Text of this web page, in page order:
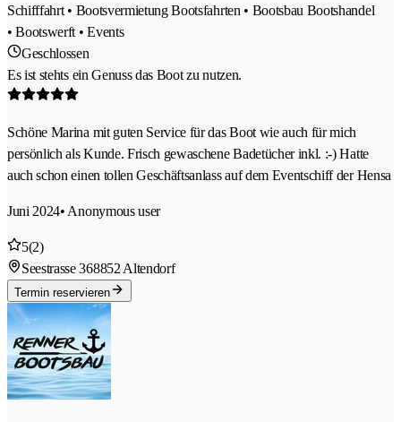
Schifffahrt • Bootsvermietung Bootsfahrten • Bootsbau Bootshandel
• Bootswerft • Events
Geschlossen
Es ist stehts ein Genuss das Boot zu nutzen.
Schöne Marina mit guten Service für das Boot wie auch für mich
persönlich als Kunde. Frisch gewaschene Badetücher inkl. :-) Hatte
auch schon einen tollen Geschäftsanlass auf dem Eventschiff der Hensa
Juni 2024• Anonymous user
5(2)
Seestrasse 368852 Altendorf
Termin reservieren